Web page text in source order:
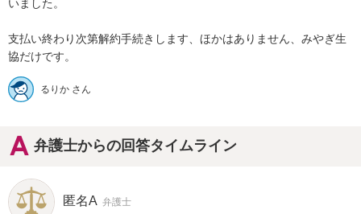
いました。
支払い終わり次第解約手続きします、ほかはありません、みやぎ生
協だけです。
るりか さん
弁護士からの回答タイムライン
匿名A 弁護士